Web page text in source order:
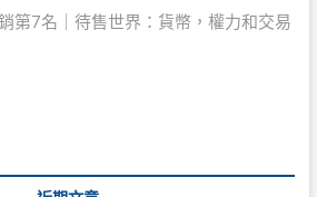
第7名｜待售世界：貨幣，權力和交易